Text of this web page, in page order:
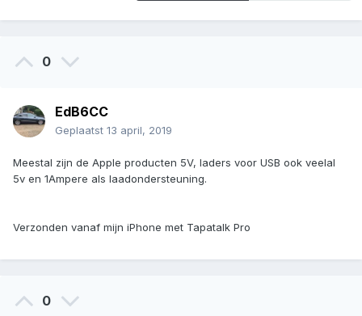
0
EdB6CC
Geplaatst 13 april, 2019
Meestal zijn de Apple producten 5V, laders voor USB ook veelal
5v en 1Ampere als laadondersteuning.
Verzonden vanaf mijn iPhone met Tapatalk Pro
0